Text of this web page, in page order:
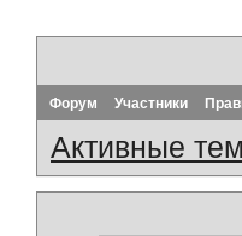
Форум Участники
Активные